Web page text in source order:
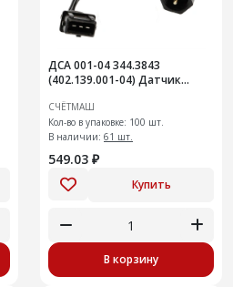
ДСА 001-04 344.3843
(402.139.001-04) Датчик
СЧЁТМАШ
Кол-во в упаковке: 100 шт.
В наличии: 61 шт.
549.03 ₽
Купить
В корзину